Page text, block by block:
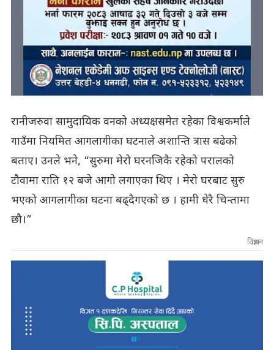
रानीजरुवा सामुदायिक वनको अध्यक्षसमेत रहेका विश्वकर्माले
गाउँमा नियमित आगलागीका घटनाले अशान्ति त्रास बढेको
बताए। उनले भने, “सुरुमा मेरो घरनजिकै रहेको परालको
टौवामा राति १२ बजे आगो लगाएका थिए । मेरो घरबाट सुरु
भएको आगलागीका घटना बढ्दैगएको छ । हामी धेरै चिन्तामा
छौ।”
विज्ञापन